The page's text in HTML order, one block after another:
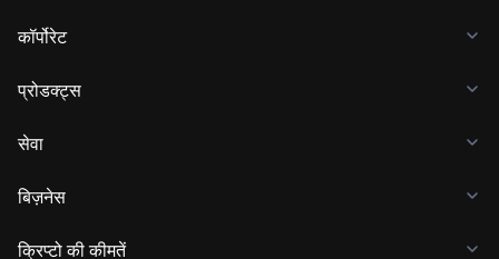
कॉर्पोरेट
प्रोडक्ट्स
सेवा
बिज़नेस
क्रिप्टो की कीमतें